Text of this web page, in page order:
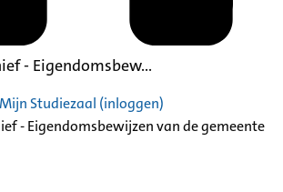
- Eigendomsbew...
Mijn Studiezaal (inloggen)
- Eigendomsbewijzen van de gemeente